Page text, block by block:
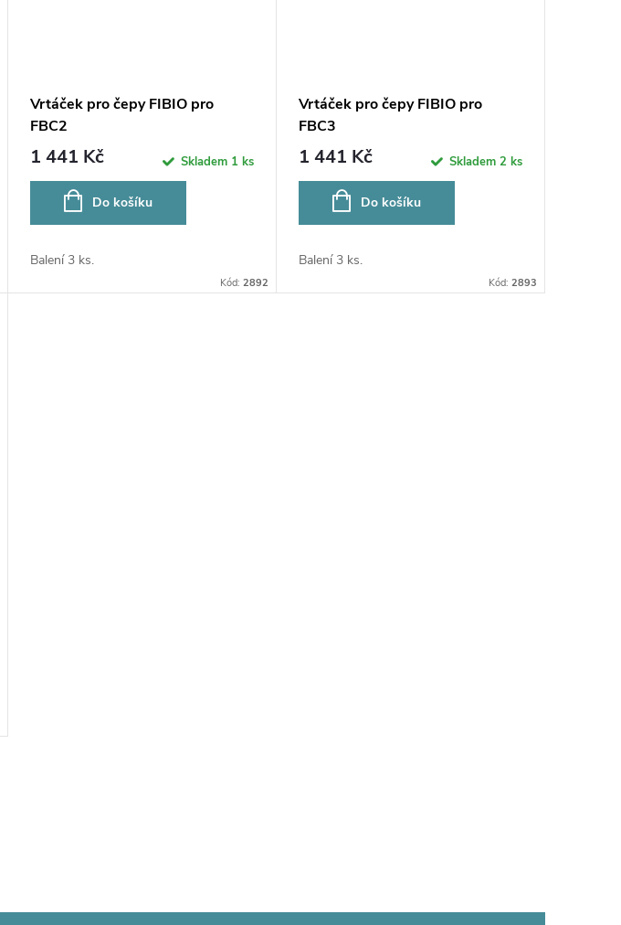
Vrtáček pro čepy FIBIO pro
FBC2
1 441 Kč Skladem 1 ks
Do košíku
Balení 3 ks.
Kód: 2892
Vrtáček pro čepy FIBIO pro
FBC3
1 441 Kč Skladem 2 ks
Do košíku
Balení 3 ks.
Kód: 2893